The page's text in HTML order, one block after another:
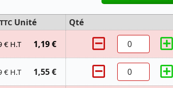
TTC Unité
Qté
€ H.T 1,19 €
€ H.T 1,55 €